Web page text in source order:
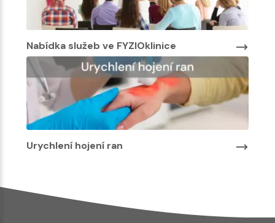
Nabídka služeb ve FYZIOklinice
Urychlení hojení ran